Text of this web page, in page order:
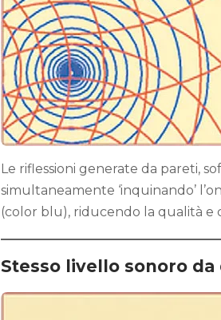
Le riflessioni generate da pareti,
simultaneamente ‘inquinando’
(color blu), riducendo la qualità e
Stesso livello sonoro